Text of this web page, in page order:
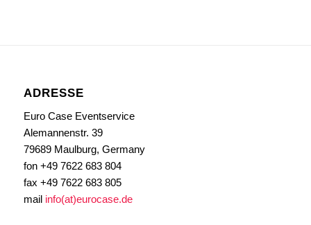
ADRESSE
Euro Case Eventservice
Alemannenstr. 39
79689 Maulburg, Germany
fon +49 7622 683 804
fax +49 7622 683 805
mail info(at)eurocase.de